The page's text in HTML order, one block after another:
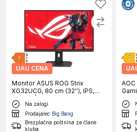
UAU CENA
Monitor ASUS ROG Strix
XG32UCG, 80 cm (32''), IPS,
160 Hz | Gaming
Na zalogi
Prodajalec Big Bang
Brezplačna poštnina za člane
kluba